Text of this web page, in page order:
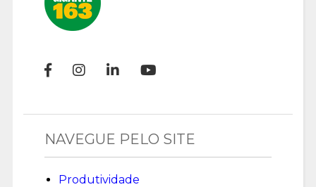
NAVEGUE PELO SITE
Produtividade